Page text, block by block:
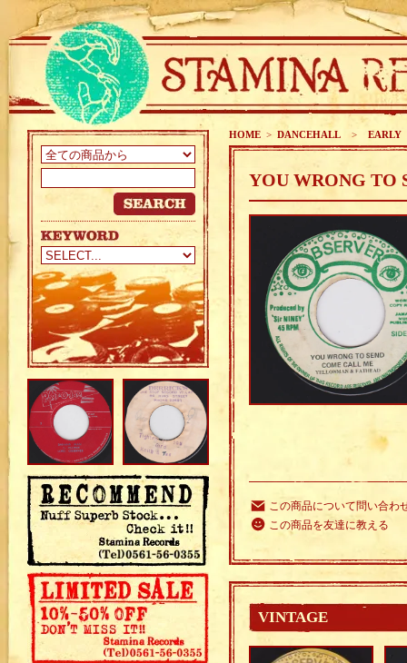
HOME > DANCEHALL > EARLY
YOU WRONG TO
この商品について問い合わ
この商品を友達に教える
VINTAGE